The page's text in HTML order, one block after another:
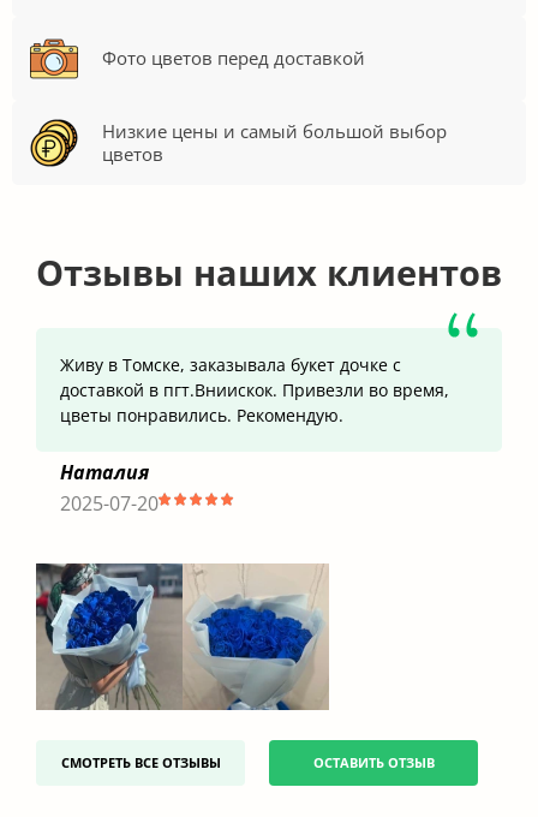
Фото цветов перед доставкой
Низкие цены и самый большой выбор
цветов
Отзывы наших клиентов
Живу в Томске, заказывала букет дочке с
доставкой в пгт.Вниискок. Привезли во время,
цветы понравились. Рекомендую.
Наталия
2025-07-20
СМОТРЕТЬ ВСЕ ОТЗЫВЫ ОСТАВИТЬ ОТЗЫВ